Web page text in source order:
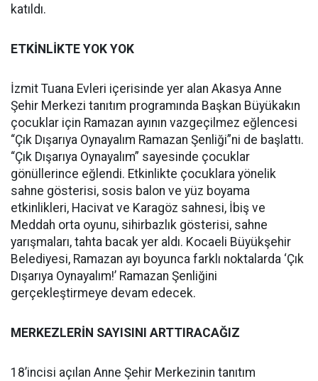
katıldı.
ETKİNLİKTE YOK YOK
İzmit Tuana Evleri içerisinde yer alan Akasya Anne
Şehir Merkezi tanıtım programında Başkan Büyükakın
çocuklar için Ramazan ayının vazgeçilmez eğlencesi
“Çık Dışarıya Oynayalım Ramazan Şenliği”ni de başlattı.
“Çık Dışarıya Oynayalım” sayesinde çocuklar
gönüllerince eğlendi. Etkinlikte çocuklara yönelik
sahne gösterisi, sosis balon ve yüz boyama
etkinlikleri, Hacivat ve Karagöz sahnesi, İbiş ve
Meddah orta oyunu, sihirbazlık gösterisi, sahne
yarışmaları, tahta bacak yer aldı. Kocaeli Büyükşehir
Belediyesi, Ramazan ayı boyunca farklı noktalarda ‘Çık
Dışarıya Oynayalım!’ Ramazan Şenliğini
gerçekleştirmeye devam edecek.
MERKEZLERİN SAYISINI ARTTIRACAĞIZ
18’incisi açılan Anne Şehir Merkezinin tanıtım